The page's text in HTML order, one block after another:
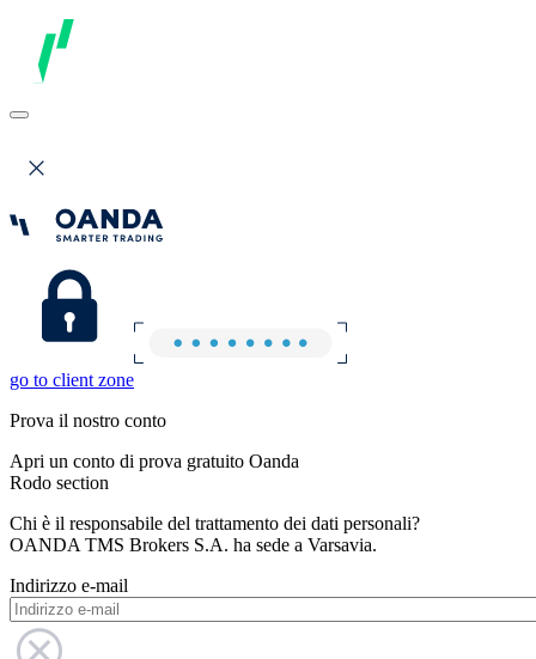
go to client zone
Prova il nostro conto
Apri un conto di prova gratuito Oanda
Rodo section
Chi è il responsabile del trattamento dei dati personali?
OANDA TMS Brokers S.A. ha sede a Varsavia.
Indirizzo e-mail